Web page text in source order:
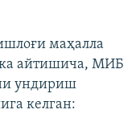
маҳалла
айтишича, МИБ
ундириш
келган: